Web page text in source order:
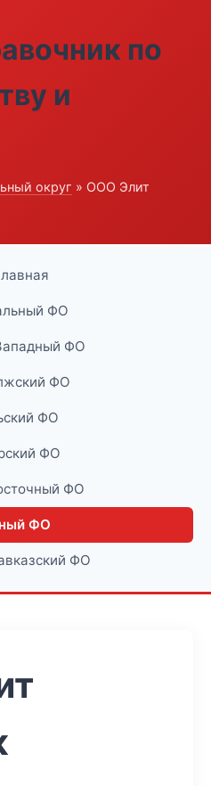
по
и
округ » ООО Элит
ФО
ФО
ФО
ФО
ФО
ФО
ФО
ФО